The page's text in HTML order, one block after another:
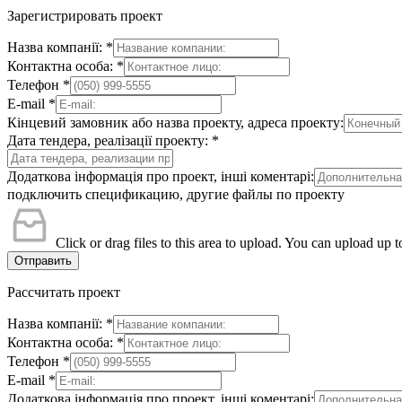
Зарегистрировать проект
Назва компанії: *
Контактна особа: *
Телефон *
E-mail *
Кінцевий замовник або назва проекту, адреса проекту:
Дата тендера, реалізації проекту: *
Додаткова інформація про проект, інші коментарі:
подключить спецификацию, другие файлы по проекту
Click or drag files to this area to upload. You can upload up
Отправить
Рассчитать проект
Назва компанії: *
Контактна особа: *
Телефон *
E-mail *